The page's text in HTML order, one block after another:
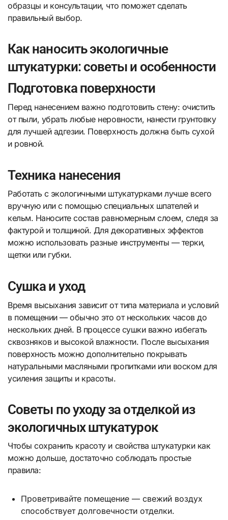
образцы и консультации, что поможет сделать
правильный выбор.
Как наносить экологичные
штукатурки: советы и особенности
Подготовка поверхности
Перед нанесением важно подготовить стену: очистить
от пыли, убрать любые неровности, нанести грунтовку
для лучшей адгезии. Поверхность должна быть сухой
и ровной.
Техника нанесения
Работать с экологичными штукатурками лучше всего
вручную или с помощью специальных шпателей и
кельм. Наносите состав равномерным слоем, следя за
фактурой и толщиной. Для декоративных эффектов
можно использовать разные инструменты — терки,
щетки или губки.
Сушка и уход
Время высыхания зависит от типа материала и условий
в помещении — обычно это от нескольких часов до
нескольких дней. В процессе сушки важно избегать
сквозняков и высокой влажности. После высыхания
поверхность можно дополнительно покрывать
натуральными масляными пропитками или воском для
усиления защиты и красоты.
Советы по уходу за отделкой из
экологичных штукатурок
Чтобы сохранить красоту и свойства штукатурки как
можно дольше, достаточно соблюдать простые
правила:
Проветривайте помещение — свежий воздух
способствует долговечности отделки.